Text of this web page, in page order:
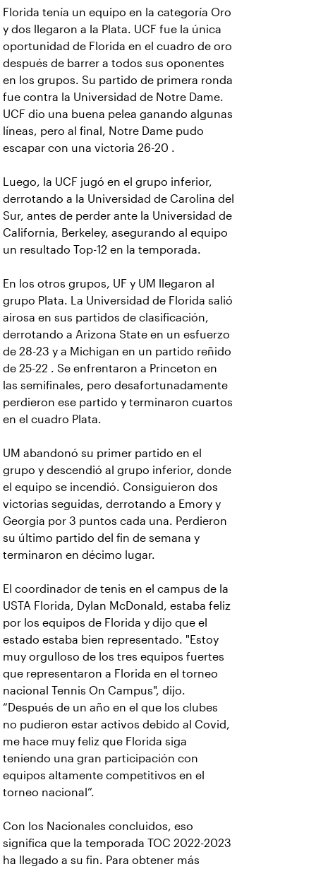
Florida tenía un equipo en la categoría Oro
y dos llegaron a la Plata. UCF fue la única
oportunidad de Florida en el cuadro de oro
después de barrer a todos sus oponentes
en los grupos. Su partido de primera ronda
fue contra la Universidad de Notre Dame.
UCF dio una buena pelea ganando algunas
líneas, pero al final, Notre Dame pudo
escapar con una victoria 26-20 .
Luego, la UCF jugó en el grupo inferior,
derrotando a la Universidad de Carolina del
Sur, antes de perder ante la Universidad de
California, Berkeley, asegurando al equipo
un resultado Top-12 en la temporada.
En los otros grupos, UF y UM llegaron al
grupo Plata. La Universidad de Florida salió
airosa en sus partidos de clasificación,
derrotando a Arizona State en un esfuerzo
de 28-23 y a Michigan en un partido reñido
de 25-22 . Se enfrentaron a Princeton en
las semifinales, pero desafortunadamente
perdieron ese partido y terminaron cuartos
en el cuadro Plata.
UM abandonó su primer partido en el
grupo y descendió al grupo inferior, donde
el equipo se incendió. Consiguieron dos
victorias seguidas, derrotando a Emory y
Georgia por 3 puntos cada una. Perdieron
su último partido del fin de semana y
terminaron en décimo lugar.
El coordinador de tenis en el campus de la
USTA Florida, Dylan McDonald, estaba feliz
por los equipos de Florida y dijo que el
estado estaba bien representado. "Estoy
muy orgulloso de los tres equipos fuertes
que representaron a Florida en el torneo
nacional Tennis On Campus", dijo.
“Después de un año en el que los clubes
no pudieron estar activos debido al Covid,
me hace muy feliz que Florida siga
teniendo una gran participación con
equipos altamente competitivos en el
torneo nacional”.
Con los Nacionales concluidos, eso
significa que la temporada TOC 2022-2023
ha llegado a su fin. Para obtener más